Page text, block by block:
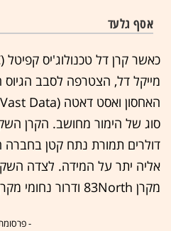
אסף גלעד
כאשר קרן דל טכנולוג'יס קפיטל (DTC), זרוע ההשקע
מייקל דל, הצטרפה לסבב
סוג של הימור מחושב. הקרן
דולרים תמורת נתח קטן בחברה
אליה יתר על המידה. לצדה
מקרן 83North ודרור נחומי מקרן נורווסט האמריקאית.
-